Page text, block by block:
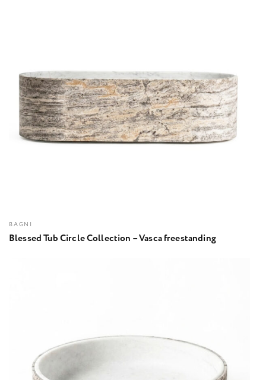
BAGNI
Blessed Tub Circle Collection – Vasca freestanding